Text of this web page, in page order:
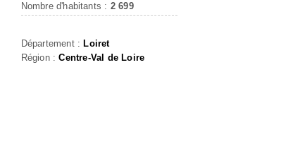
Nombre d'habitants : 2 699
Département : Loiret
Région :Centre-Val de Loire